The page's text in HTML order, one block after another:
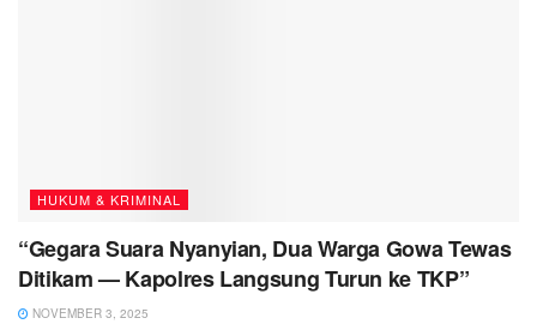
HUKUM & KRIMINAL
“Gegara Suara Nyanyian, Dua Warga Gowa Tewas
Ditikam — Kapolres Langsung Turun ke TKP”
NOVEMBER 3, 2025